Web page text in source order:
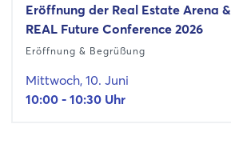
Eröffnung der Real Estate Arena &
REAL Future Conference 2026
Eröffnung & Begrüßung
Mittwoch, 10. Juni
10:00 - 10:30 Uhr